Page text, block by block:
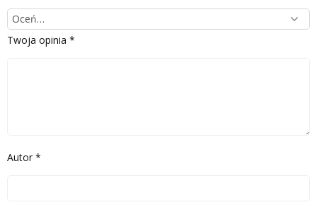
Twoja opinia *
Autor *